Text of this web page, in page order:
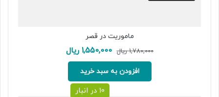
ماموریت در قصر
1,780,000 ریال قیمت
اصلی:
1,780,000 ریال
بود.
1,550,000 ریالقیمت
افزودن به سبد خرید
10 در انبار